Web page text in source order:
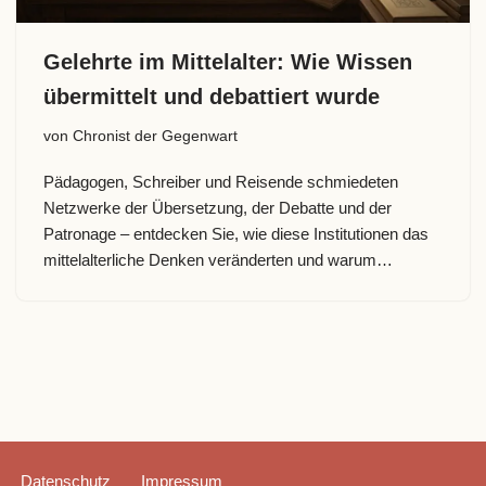
Gelehrte im Mittelalter: Wie Wissen
übermittelt und debattiert wurde
von Chronist der Gegenwart
Pädagogen, Schreiber und Reisende schmiedeten
Netzwerke der Übersetzung, der Debatte und der
Patronage – entdecken Sie, wie diese Institutionen das
mittelalterliche Denken veränderten und warum…
Datenschutz Impressum